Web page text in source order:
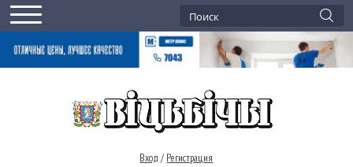
Вход / Регистрация